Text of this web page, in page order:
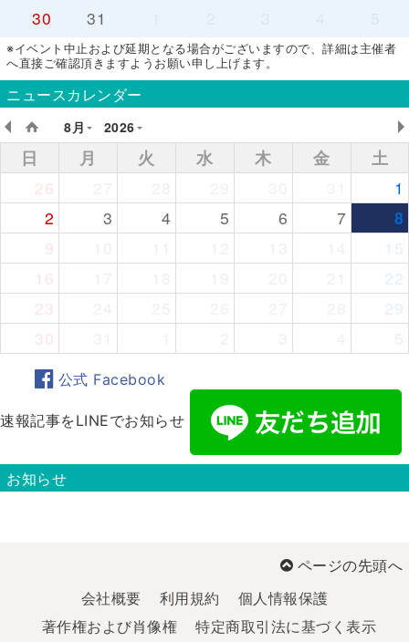
30
31 5
※イベント中止および延期となる場合がございますので、詳細は主催者
へ直接ご確認頂きますようお願い申し上げます。
ニュースカレンダー
8月
2026
日 月 火 水 木 金
土
26
1
2
3 4 5 6 7
8
9
15
16
22
23
29
30
5
公式 Facebook
速報記事をLINEでお知らせ
お知らせ
ページの先頭へ
会社概要
利用規約
個人情報保護
著作権および肖像権
特定商取引法に基づく表示